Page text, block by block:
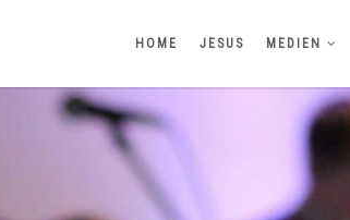
HOME JESUS MEDIEN